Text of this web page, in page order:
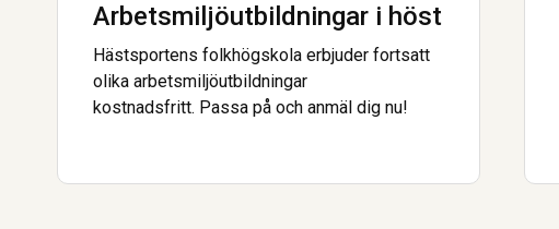
Arbetsmiljö­utbildningar i höst
Hästsportens folkhögskola erbjuder fortsatt
olika arbetsmiljöutbildningar
kostnadsfritt. Passa på och anmäl dig nu!